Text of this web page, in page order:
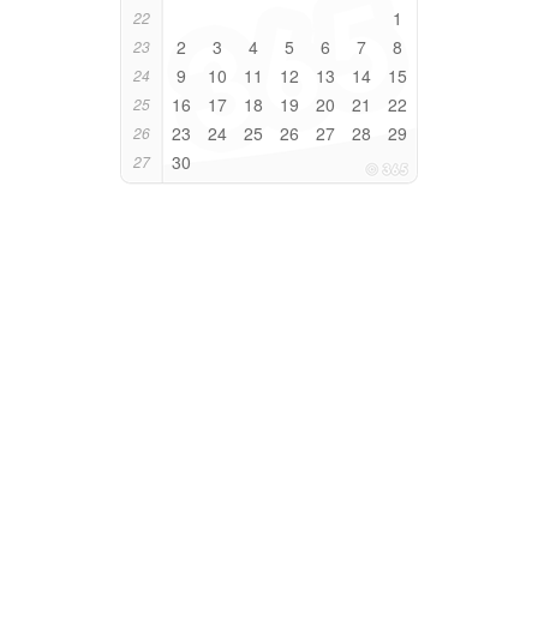
22 1
23 2 3 4 5 6 7 8
24 9 10 11 12 13 14 15
25 16 17 18 19 20 21 22
26 23 24 25 26 27 28 29
27 30